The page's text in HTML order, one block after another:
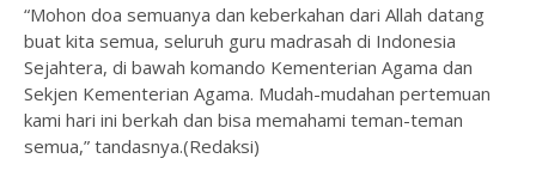
“Mohon doa semuanya dan keberkahan dari Allah datang
buat kita semua, seluruh guru madrasah di Indonesia
Sejahtera, di bawah komando Kementerian Agama dan
Sekjen Kementerian Agama. Mudah-mudahan pertemuan
kami hari ini berkah dan bisa memahami teman-teman
semua,” tandasnya.(Redaksi)